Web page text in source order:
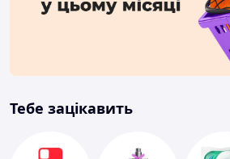
Тебе зацікавить